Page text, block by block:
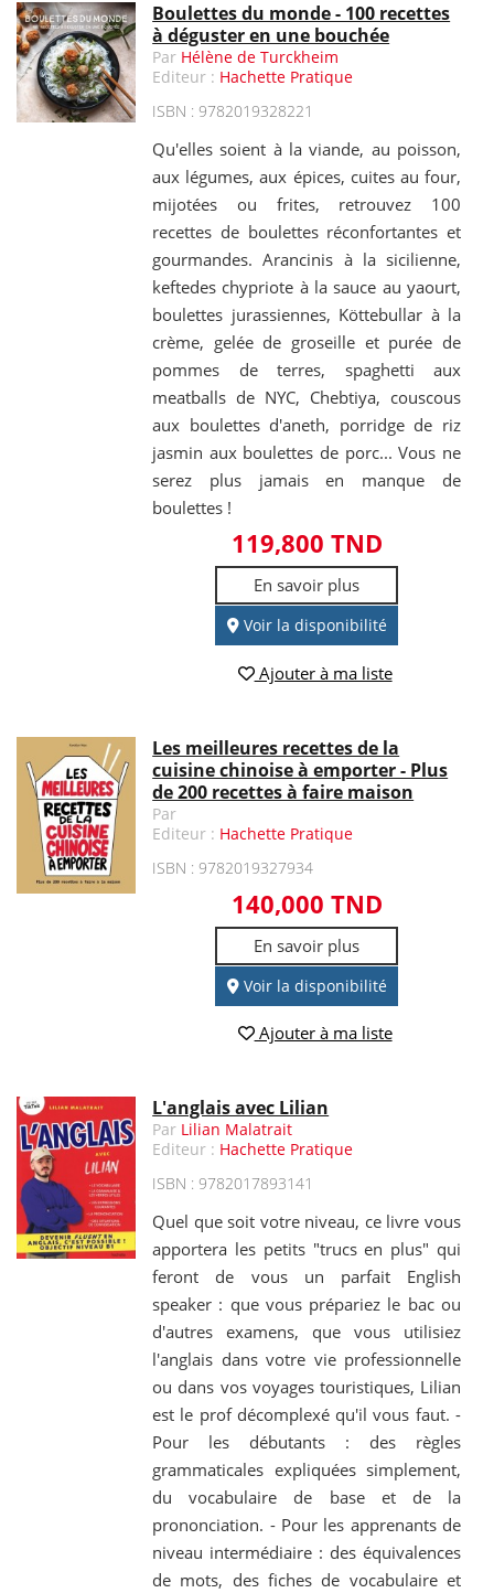
Boulettes du monde - 100 recettes
à déguster en une bouchée
Par Hélène de Turckheim
Editeur : Hachette Pratique
ISBN : 9782019328221
Qu'elles soient à la viande, au poisson,
aux légumes, aux épices, cuites au four,
mijotées ou frites, retrouvez 100
recettes de boulettes réconfortantes et
gourmandes. Arancinis à la sicilienne,
keftedes chypriote à la sauce au yaourt,
boulettes jurassiennes, Köttebullar à la
crème, gelée de groseille et purée de
pommes de terres, spaghetti aux
meatballs de NYC, Chebtiya, couscous
aux boulettes d'aneth, porridge de riz
jasmin aux boulettes de porc... Vous ne
serez plus jamais en manque de
boulettes !
119,800 TND
En savoir plus
Voir la disponibilité
Ajouter à ma liste
Les meilleures recettes de la
cuisine chinoise à emporter - Plus
de 200 recettes à faire maison
Par
Editeur : Hachette Pratique
ISBN : 9782019327934
140,000 TND
En savoir plus
Voir la disponibilité
Ajouter à ma liste
L'anglais avec Lilian
Par Lilian Malatrait
Editeur : Hachette Pratique
ISBN : 9782017893141
Quel que soit votre niveau, ce livre vous
apportera les petits "trucs en plus" qui
feront de vous un parfait English
speaker : que vous prépariez le bac ou
d'autres examens, que vous utilisiez
l'anglais dans votre vie professionnelle
ou dans vos voyages touristiques, Lilian
est le prof décomplexé qu'il vous faut. -
Pour les débutants : des règles
grammaticales expliquées simplement,
du vocabulaire de base et de la
prononciation. - Pour les apprenants de
niveau intermédiaire : des équivalences
de mots, des fiches de vocabulaire et